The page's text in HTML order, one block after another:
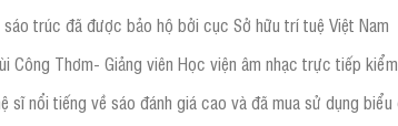
sáo trúc đã được bảo hộ bởi cục Sở hữu trí tuệ Việt Nam
Công Thơm- Giảng viên Học viện âm nhạc trực tiếp
sĩ nổi tiếng về sáo đánh giá cao và đã mua sử dụng